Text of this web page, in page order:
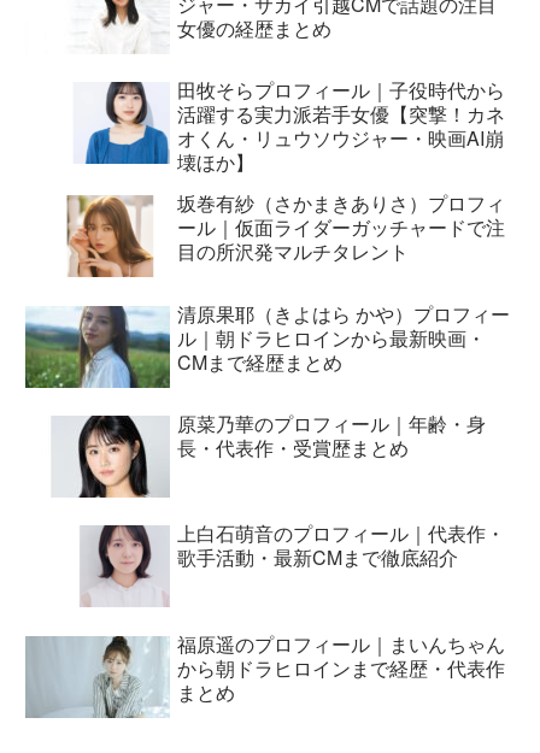
女優の経歴まとめ
田牧そらプロフィール｜子役時代から
活躍する実力派若手女優【突撃！カネ
オくん・リュウソウジャー・映画AI崩
壊ほか】
坂巻有紗（さかまきありさ）プロフィ
ール｜仮面ライダーガッチャードで注
目の所沢発マルチタレント
清原果耶（きよはら かや）プロフィー
ル｜朝ドラヒロインから最新映画・
CMまで経歴まとめ
原菜乃華のプロフィール｜年齢・身
長・代表作・受賞歴まとめ
上白石萌音のプロフィール｜代表作・
歌手活動・最新CMまで徹底紹介
福原遥のプロフィール｜まいんちゃん
から朝ドラヒロインまで経歴・代表作
まとめ